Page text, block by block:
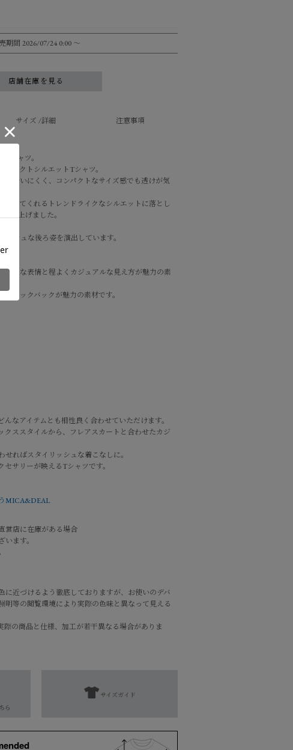
期間 2026/07/24 0:00 〜
店舗在庫を見る
サイズ /詳細 注意事項
シャツ。
パクトシルエットTシャツ。
を拾いにくく、コンパクトなサイズ感でも透けが気
見せてくれるトレンドライクなシルエットに落とし
仕上げました。
シュな後ろ姿を演出しています。
イクな表情と程よくカジュアルな見え方が魅力の素
のキックバックが魅力の素材です。
なアイテムとも相性良く合わせていただけます。
クススタイルから、フレアスカートと合わせたカジ
ればスタイリッシュな着こなしに。
サリーが映えるTシャツです。
MICA&DEAL
営店に在庫がある場合
ます。
近づけるよう徹底しておりますが、お使いのデバ
明等の閲覧環境により実際の色味と異なって見える
の商品と仕様、加工が若干異なる場合がありま
発送となります。
ら
サイズガイド